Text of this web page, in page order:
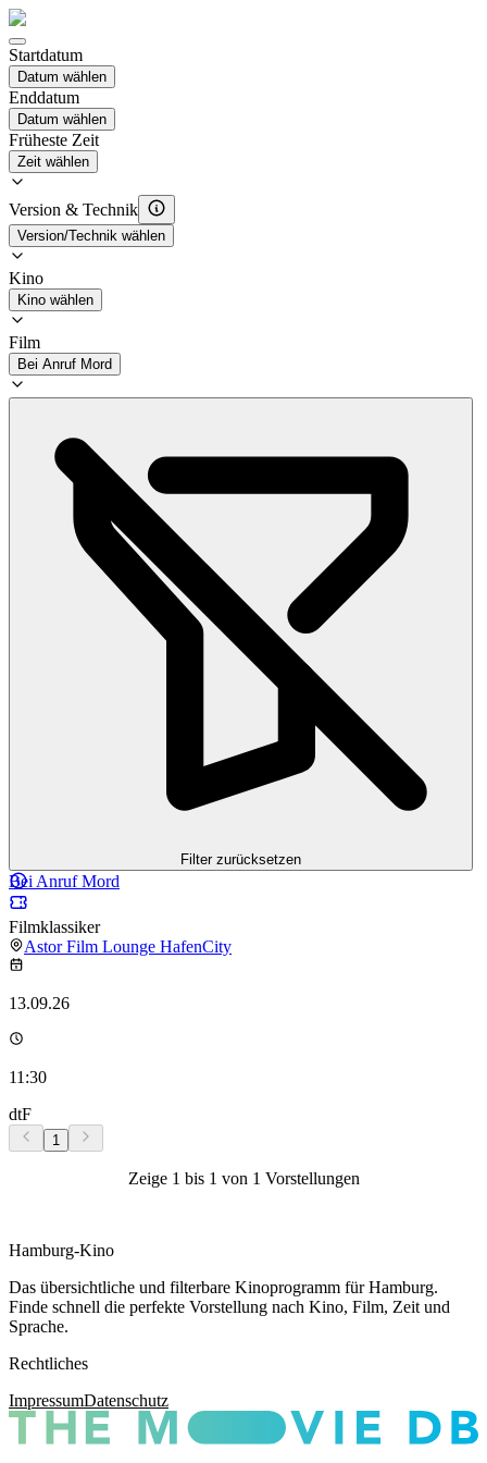
Startdatum
Datum wählen
Enddatum
Datum wählen
Früheste Zeit
Zeit wählen
Version & Technik
Version/Technik wählen
Kino
Kino wählen
Film
Bei Anruf Mord
Filter zurücksetzen
Bei Anruf Mord
Filmklassiker
Astor Film Lounge HafenCity
13.09.26
11:30
dtF
1
Zeige 1 bis 1 von 1 Vorstellungen
Hamburg-Kino
Das übersichtliche und filterbare Kinoprogramm für Hamburg.
Finde schnell die perfekte Vorstellung nach Kino, Film, Zeit und
Sprache.
Rechtliches
ImpressumDatenschutz